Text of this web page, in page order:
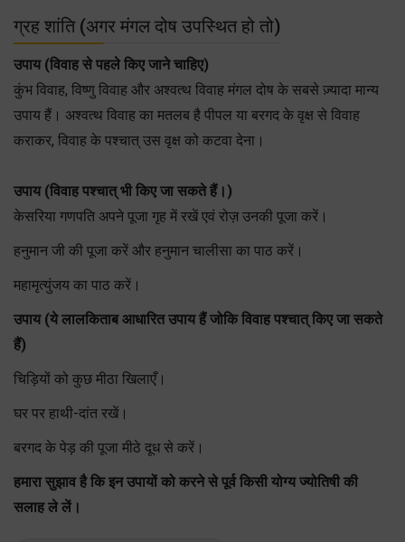
ग्रह शांति (अगर मंगल दोष उपस्थित हो तो)
उपाय (विवाह से पहले किए जाने चाहिए)
कुंभ विवाह, विष्णु विवाह और अश्वत्थ विवाह मंगल दोष के सबसे ज़्यादा मान्य
उपाय हैं। अश्वत्थ विवाह का मतलब है पीपल या बरगद के वृक्ष से विवाह
कराकर, विवाह के पश्चात् उस वृक्ष को कटवा देना।
उपाय (विवाह पश्चात् भी किए जा सकते हैं।)
केसरिया गणपति अपने पूजा गृह में रखें एवं रोज़ उनकी पूजा करें।
हनुमान जी की पूजा करें और हनुमान चालीसा का पाठ करें।
महामृत्युंजय का पाठ करें।
उपाय (ये लालकिताब आधारित उपाय हैं जोकि विवाह पश्चात् किए जा सकते
हैं)
चिड़ियों को कुछ मीठा खिलाएँ।
घर पर हाथी-दांत रखें।
बरगद के पेड़ की पूजा मीठे दूध से करें।
हमारा सुझाव है कि इन उपायों को करने से पूर्व किसी योग्य ज्योतिषी की
सलाह ले लें।